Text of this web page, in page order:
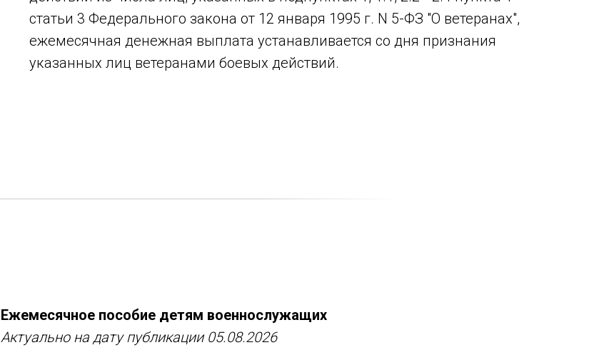
статьи 3 Федерального закона от 12 января 1995 г. N 5-ФЗ "О ветеранах",
ежемесячная денежная выплата устанавливается со дня признания
указанных лиц ветеранами боевых действий.
Ежемесячное пособие детям военнослужащих
Актуально на дату публикации 05.08.2026